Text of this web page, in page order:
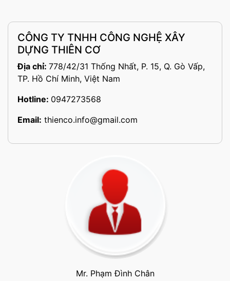
CÔNG TY TNHH CÔNG NGHỆ XÂY
DỰNG THIÊN CƠ
Địa chỉ: 778/42/31 Thống Nhất, P. 15, Q. Gò Vấp,
TP. Hồ Chí Minh, Việt Nam
Hotline: 0947273568
Email: thienco.info@gmail.com
Mr. Phạm Đình Chân